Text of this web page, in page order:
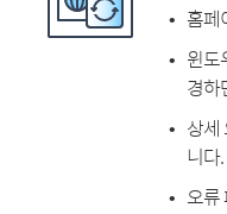
홈페
윈도
경하
상세
니다.
오류